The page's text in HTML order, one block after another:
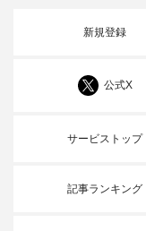
新規登録
公式X
サービストップ
記事ランキング